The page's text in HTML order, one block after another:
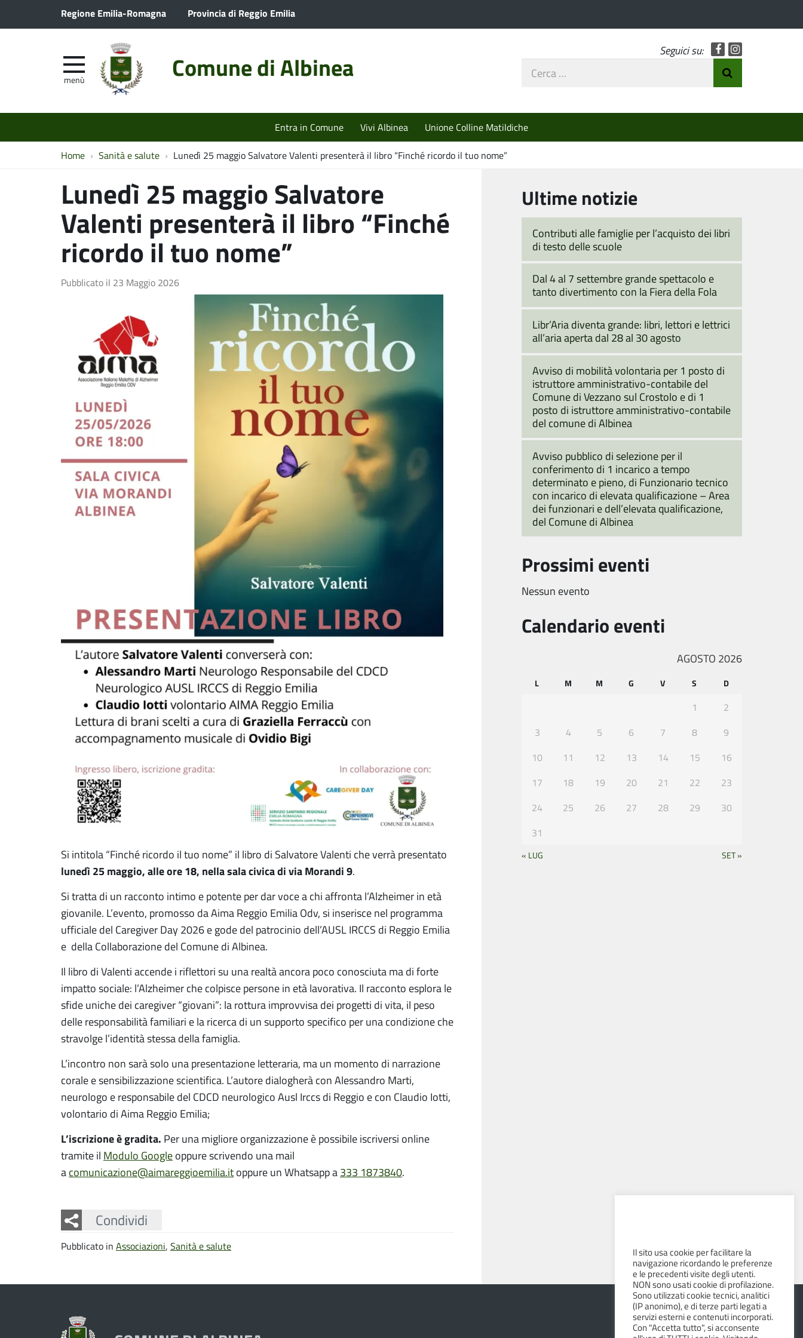
Regione Emilia-Romagna Provincia di Reggio Emilia
Comune di Albinea
menù
Seguici su: Facebook
Cerca
Entra in Comune Vivi Albinea Unione Colline Matildiche
Home Sanità e salute Lunedì 25 maggio Salvatore Valenti presenterà il libro “Finché ricordo il tuo nome”
Lunedì 25 maggio Salvatore
Valenti presenterà il libro “Finché
ricordo il tuo nome”
Pubblicato il 23 Maggio 2026
Si intitola “Finché ricordo il tuo nome” il libro di Salvatore Valenti che verrà presentato
lunedì 25 maggio, alle ore 18, nella sala civica di via Morandi 9.
Si tratta di un racconto intimo e potente per dar voce a chi affronta l’Alzheimer in età
giovanile. L’evento, promosso da Aima Reggio Emilia Odv, si inserisce nel programma
ufficiale del Caregiver Day 2026 e gode del patrocinio dell’AUSL IRCCS di Reggio Emilia
e della Collaborazione del Comune di Albinea.
Il libro di Valenti accende i riflettori su una realtà ancora poco conosciuta ma di forte
impatto sociale: l’Alzheimer che colpisce persone in età lavorativa. Il racconto esplora le
sfide uniche dei caregiver “giovani”: la rottura improvvisa dei progetti di vita, il peso
delle responsabilità familiari e la ricerca di un supporto specifico per una condizione che
stravolge l’identità stessa della famiglia.
L’incontro non sarà solo una presentazione letteraria, ma un momento di narrazione
corale e sensibilizzazione scientifica. L’autore dialogherà con Alessandro Marti,
neurologo e responsabile del CDCD neurologico Ausl Irccs di Reggio e con Claudio Iotti,
volontario di Aima Reggio Emilia;
L’iscrizione è gradita. Per una migliore organizzazione è possibile iscriversi online
tramite il Modulo Google oppure scrivendo una mail
a comunicazione@aimareggioemilia.it oppure un Whatsapp a 333 1873840.
Condividi
Facebook
Twitter
Whatsapp
Pubblicato in Associazioni, Sanità e salute
Ultime notizie
Contributi alle famiglie per l’acquisto dei libri
di testo delle scuole
Dal 4 al 7 settembre grande spettacolo e
tanto divertimento con la Fiera della Fola
Libr’Aria diventa grande: libri, lettori e lettrici
all’aria aperta dal 28 al 30 agosto
Avviso di mobilità volontaria per 1 posto di
istruttore amministrativo-contabile del
Comune di Vezzano sul Crostolo e di 1
posto di istruttore amministrativo-contabile
del comune di Albinea
Avviso pubblico di selezione per il
conferimento di 1 incarico a tempo
determinato e pieno, di Funzionario tecnico
con incarico di elevata qualificazione – Area
dei funzionari e dell’elevata qualificazione,
del Comune di Albinea
Prossimi eventi
Nessun evento
Calendario eventi
AGOSTO 2026
L M M G V S D
1
2
3
4 5 6 7 8
9
10
11 12 13 14 15
16
17
18 19 20 21 22
23
24
25 26 27 28 29
30
31
« LUG SET »
Il sito usa cookie per facilitare la
navigazione ricordando le preferenze
e le precedenti visite degli utenti.
NON sono usati cookie di profilazione.
Sono utilizzati cookie tecnici, analitici
(IP anonimo), e di terze parti legati a
servizi esterni e contenuti incorporati.
Con "Accetta tutto", si acconsente